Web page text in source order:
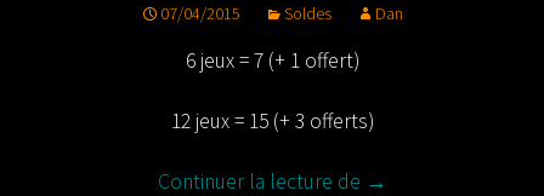
07/04/2015 Soldes Dan
6 jeux = 7 (+ 1 offert)
12 jeux = 15 (+ 3 offerts)
Continuer la lecture de Cordes « F »Bass
→